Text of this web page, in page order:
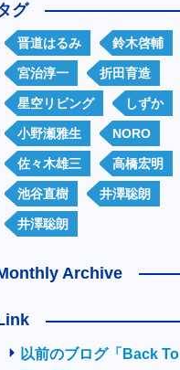
グ
晋道はるみ 鈴木啓輔
宮治淳一 折田育造
星空リビング しずか
小野瀬雅生 NORO
佐々木雄三 高橋宏明
池谷直樹 井澤聡朗
井澤聡朗
Archive
以前のブログ「Back To